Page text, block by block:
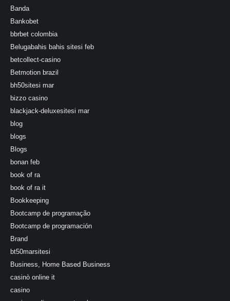
Banda
Bankobet
bbrbet colombia
Belugabahis bahis sitesi feb
betcollect-casino
Betmotion brazil
bh50sitesi mar
bizzo casino
blackjack-deluxesitesi mar
blog
blogs
Blogs
bonan feb
book of ra
book of ra it
Bookkeeping
Bootcamp de programação
Bootcamp de programación
Brand
bt50marsitesi
Business, Home Based Business
casinò online it
casino